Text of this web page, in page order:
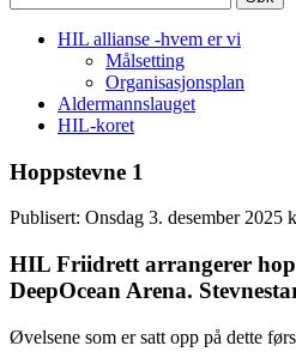
etter:
HIL allianse -hvem er vi
Målsetting
Organisasjonsplan
Aldermannslauget
HIL-koret
Hoppstevne 1
Publisert: Onsdag 3. desember 2025
HIL Friidrett arrangerer
DeepOcean Arena.
Øvelsene som er satt opp på dette